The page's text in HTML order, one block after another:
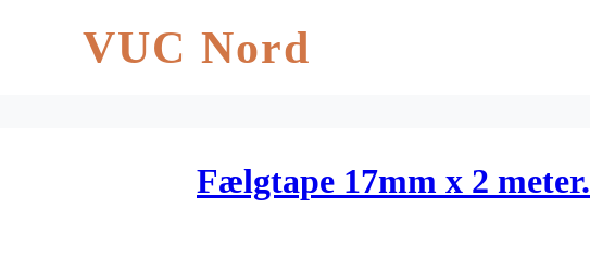
VUC Nord
Fælgtape 17mm x 2 meter.